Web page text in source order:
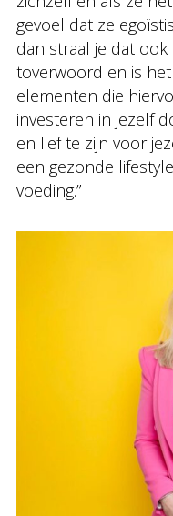
gevoel dat ze
dan straal je dat ook
toverwoord en is
elementen die
investeren in jezelf
en lief te zijn voor
een gezonde
voeding.”